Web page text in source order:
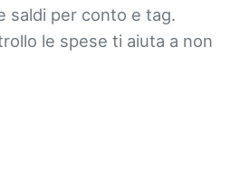
saldi per conto e tag.
le spese ti aiuta a non